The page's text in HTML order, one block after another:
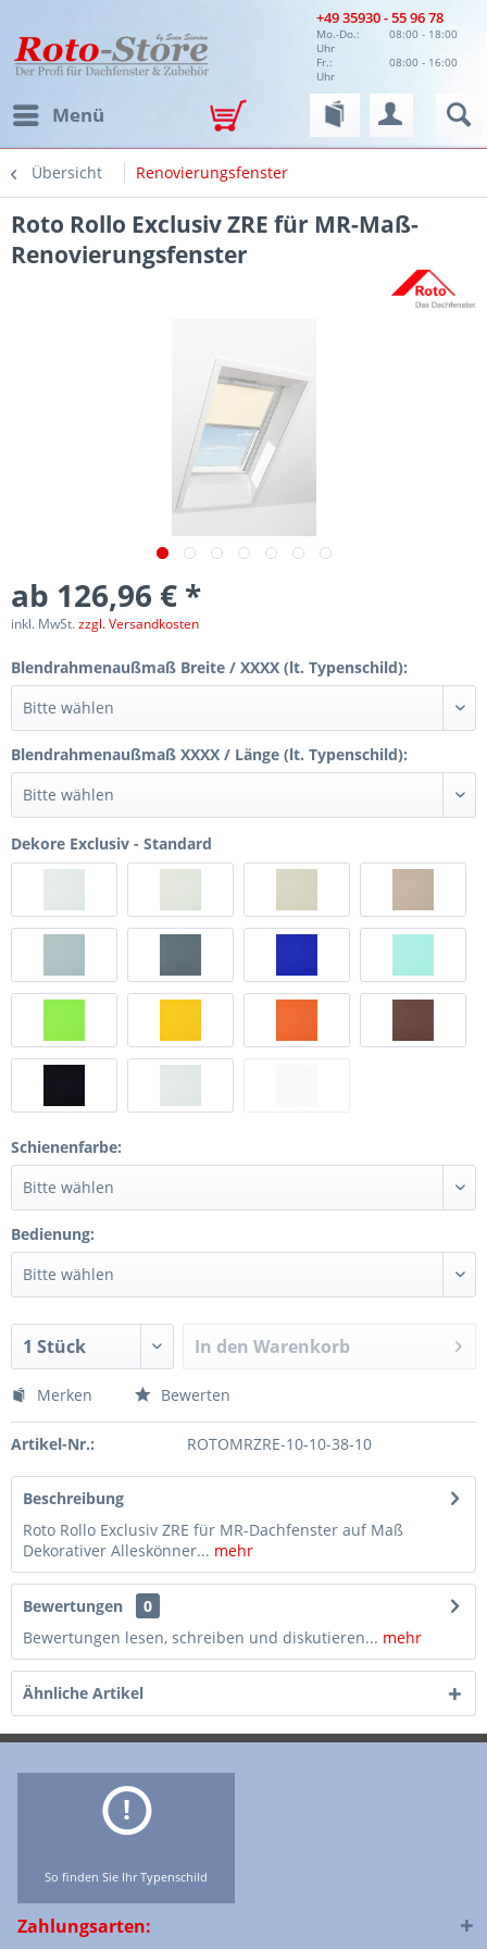
+49 35930 - 55 96 78
Mo.-Do.:
08:00 - 18:00
Uhr
Fr.:
08:00 - 16:00
Uhr
Menü
Übersicht Renovierungsfenster
Roto Rollo Exclusiv ZRE für MR-Maß-
Renovierungsfenster
ab 126,96 € *
inkl. MwSt.zzgl. Versandkosten
Blendrahmenaußmaß Breite / XXXX (lt. Typenschild):
Blendrahmenaußmaß XXXX / Länge (lt. Typenschild):
Dekore Exclusiv - Standard
Schienenfarbe:
Bedienung:
In den Warenkorb
Merken Bewerten
Artikel-Nr.: ROTOMRZRE-10-10-38-10
Beschreibung
Roto Rollo Exclusiv ZRE für MR-Dachfenster auf Maß
Dekorativer Alleskönner... mehr
Bewertungen
0
Bewertungen lesen, schreiben und diskutieren... mehr
Ähnliche Artikel
So finden Sie Ihr Typenschild
Zahlungsarten: